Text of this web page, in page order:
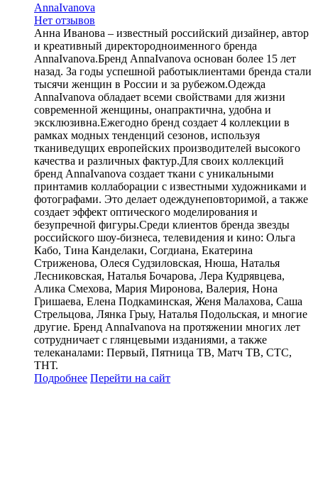
AnnaIvanova
Нет отзывов
Анна Иванова – известный российский дизайнер, автор
и креативный директородноименного бренда
AnnaIvanova.Бренд AnnaIvanova основан более 15 лет
назад. За годы успешной работыклиентами бренда стали
тысячи женщин в России и за рубежом.Одежда
AnnaIvanova обладает всеми свойствами для жизни
современной женщины, онапрактична, удобна и
эксклюзивна.Ежегодно бренд создает 4 коллекции в
рамках модных тенденций сезонов, используя
тканиведущих европейских производителей высокого
качества и различных фактур.Для своих коллекций
бренд AnnaIvanova создает ткани с уникальными
принтамив коллаборации с известными художниками и
фотографами. Это делает одеждунеповторимой, а также
создает эффект оптического моделирования и
безупречной фигуры.Среди клиентов бренда звезды
российского шоу-бизнеса, телевидения и кино: Ольга
Кабо, Тина Канделаки, Согдиана, Екатерина
Стриженова, Олеся Судзиловская, Нюша, Наталья
Лесниковская, Наталья Бочарова, Лера Кудрявцева,
Алика Смехова, Мария Миронова, Валерия, Нона
Гришаева, Елена Подкаминская, Женя Малахова, Саша
Стрельцова, Лянка Грыу, Наталья Подольская, и многие
другие. Бренд AnnaIvanova на протяжении многих лет
сотрудничает с глянцевыми изданиями, а также
телеканалами: Первый, Пятница ТВ, Матч ТВ, СТС,
ТНТ.
Подробнее Перейти на сайт